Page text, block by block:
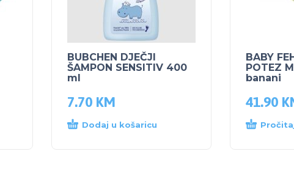
BUBCHEN DJEČJI
ŠAMPON SENSITIV 400
ml
7.70 KM
Dodaj u košaricu
BABY
POTEZ
banani
41.90